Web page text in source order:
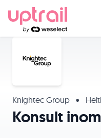
Knightec Group •
Konsult